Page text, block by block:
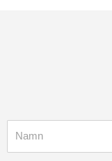
Namn